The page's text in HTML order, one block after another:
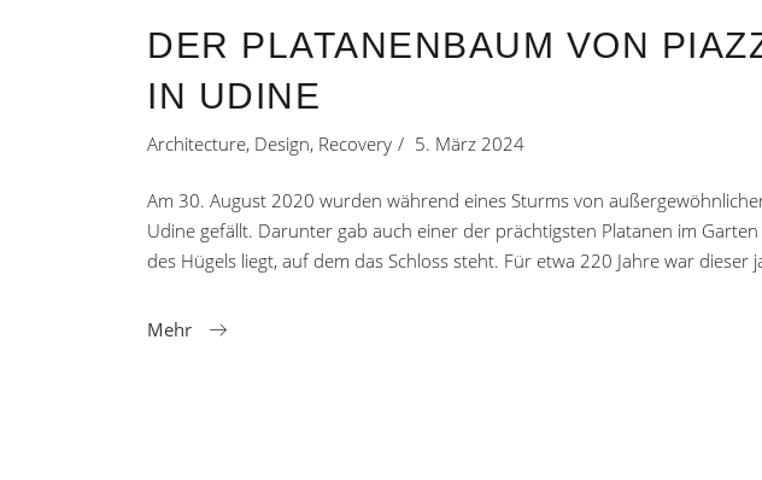
DER PLATANENBAUM VON
IN UDINE
Architecture, Design, Recovery 5. März 2024
Am 30. August 2020 wurden während eines Sturms von
Udine gefällt. Darunter gab auch einer der prächtigsten Platanen im
des Hügels liegt, auf dem das Schloss steht. Für etwa 220 Jahre war dieser
Mehr